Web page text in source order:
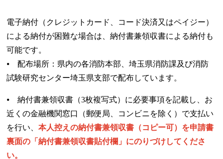
電子納付（クレジットカード、コード決済又はペイジー）
による納付が困難な場合は、納付書兼領収書による納付も
可能です。
⦁ 配布場所：県内の各消防本部、埼玉県消防課及び消防
試験研究センター埼玉県支部で配布しています。
⦁ 納付書兼領収書（3枚複写式）に必要事項を記載し、お
近くの金融機関窓口（郵便局、コンビニを除く）で支払い
を行い、本人控えの納付書兼領収書（コピー可）を申請書
裏面の「納付書兼領収書貼付欄」にのりづけしてくださ
い。